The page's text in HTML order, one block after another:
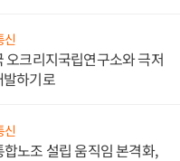
신
오크리지국립연구소와 극저
하기로
신
노조 설립 움직임 본격화,